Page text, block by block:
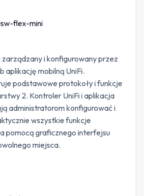
zarządzany i konfigurowany przez
aplikację mobilną UniFi.
podstawowe protokoły i funkcje
2. Kontroler UniFi i aplikacja
administratorom konfigurować i
wszystkie funkcje
pomocą graficznego interfejsu
miejsca.